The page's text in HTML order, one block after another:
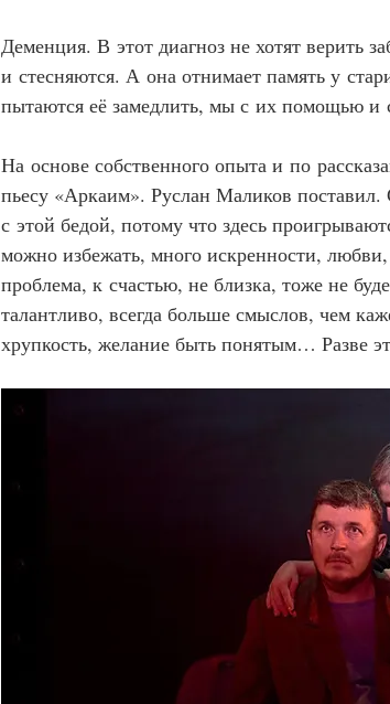
Деменция. В этот диагноз не хотят верить
и стесняются. А она отнимает память у
пытаются её замедлить, мы с их помощью и
На основе собственного опыта и по
пьесу «Аркаим». Руслан Маликов поставил.
с этой бедой, потому что здесь
можно избежать, много искренности,
проблема, к счастью, не близка, тоже не
талантливо, всегда больше смыслов, чем
хрупкость, желание быть понятым… Разве